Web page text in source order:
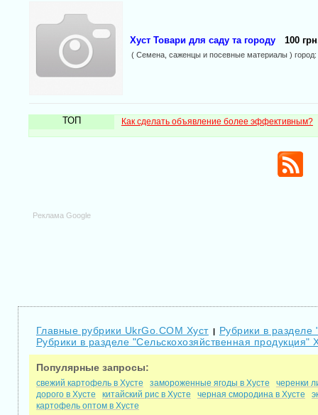
Хуст Товари для саду та городу 100
( Семена, саженцы и посевные материалы ) город:
ТОП Как сделать объявление более эффективным?
Реклама Google
Главные рубрики UkrGo.COM Хуст | Рубрики в
Рубрики в разделе "Сельскохозяйственная продукция"
Популярные запросы:
свежий картофель в Хусте замороженные ягоды в Хусте
черенки
дорого в Хусте
китайский рис в Хусте черная смородина в Хусте
картофель оптом в Хусте